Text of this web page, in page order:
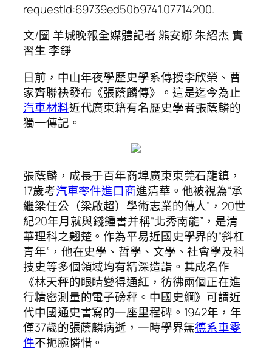
requestId:69739ed50b9741.07714200.
文/圖 羊城晚報全媒體記者 熊安娜 朱紹杰 實
習生 李錚
日前，中山年夜學歷史學系傳授李欣榮、曹
家齊聯袂發布《張蔭麟傳》。這是迄今為止
汽車材料近代廣東籍有名歷史學者張蔭麟的
獨一傳記。
張蔭麟，成長于百年商埠廣東東莞石龍鎮，
17歲考汽車零件進口商進清華。他被視為“承
繼梁任公（梁啟超）學術志業的傳人”，20世
紀20年月就與錢鍾書并稱“北秀南能”，是清
華理科之翹楚。作為平易近國史學界的“斜杠
青年”，他在史學、哲學、文學、社會學及科
技史等多個領域均有精深造詣。其成名作
《林天秤的眼睛變得通紅，彷彿兩個正在進
行精密測量的電子磅秤。中國史綱》可謂近
代中國通史書寫的一座里程碑。1942年，年
僅37歲的張蔭麟病逝，一時學界無德系車零
件不扼腕憐惜。